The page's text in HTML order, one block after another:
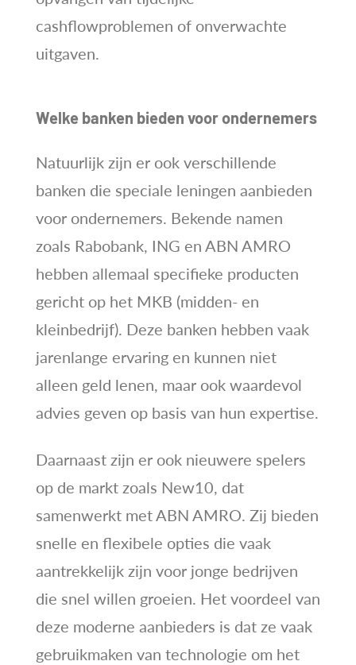
cashflowproblemen of onverwachte
uitgaven.
Welke banken bieden voor ondernemers
Natuurlijk zijn er ook verschillende
banken die speciale leningen aanbieden
voor ondernemers. Bekende namen
zoals Rabobank, ING en ABN AMRO
hebben allemaal specifieke producten
gericht op het MKB (midden- en
kleinbedrijf). Deze banken hebben vaak
jarenlange ervaring en kunnen niet
alleen geld lenen, maar ook waardevol
advies geven op basis van hun expertise.
Daarnaast zijn er ook nieuwere spelers
op de markt zoals New10, dat
samenwerkt met ABN AMRO. Zij bieden
snelle en flexibele opties die vaak
aantrekkelijk zijn voor jonge bedrijven
die snel willen groeien. Het voordeel van
deze moderne aanbieders is dat ze vaak
gebruikmaken van technologie om het